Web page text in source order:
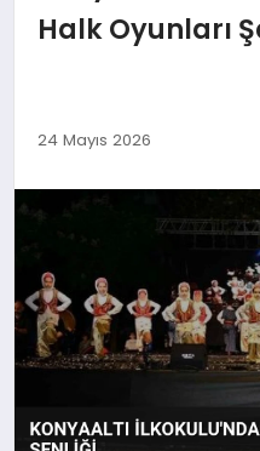
SPOR
TEKNOLOJI
YAŞAM
Halk Oyunları
24 Mayıs 2026